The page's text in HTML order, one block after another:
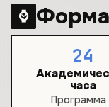
⌚
24
часа
Программа